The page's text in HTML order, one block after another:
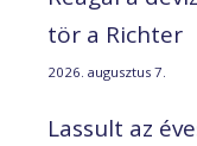
tör a Richter
2026. augusztus 7.
Lassult az